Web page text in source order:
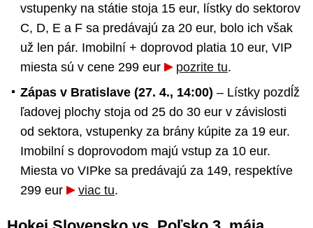
vstupenky na státie stoja 15 eur, lístky do sektorov
C, D, E a F sa predávajú za 20 eur, bolo ich však
už len pár. Imobilní + doprovod platia 10 eur, VIP
miesta sú v cene 299 eur
pozrite tu.
Zápas v Bratislave (27. 4., 14:00) – Lístky pozdĺž
ľadovej plochy stoja od 25 do 30 eur v závislosti
od sektora, vstupenky za brány kúpite za 19 eur.
Imobilní s doprovodom majú vstup za 10 eur.
Miesta vo VIPke sa predávajú za 149, respektíve
299 eur
viac tu.